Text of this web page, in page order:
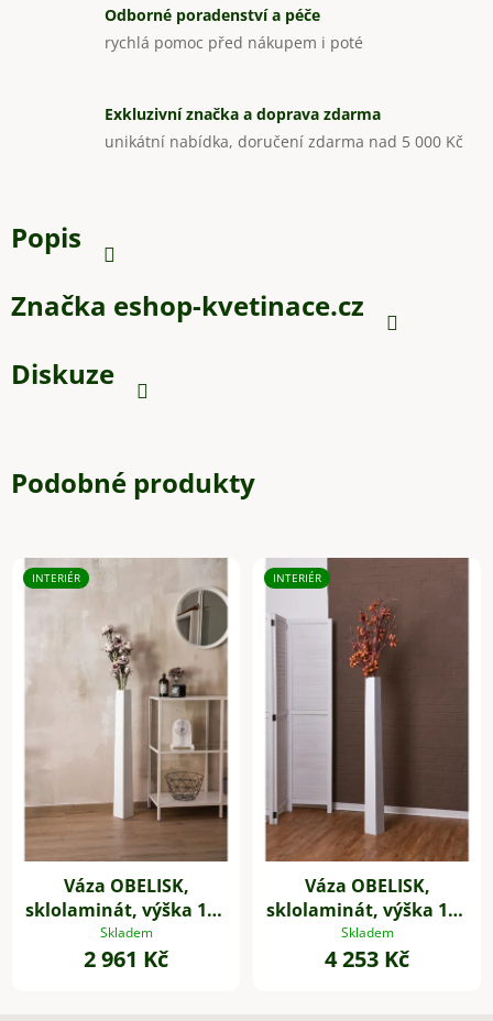
Odborné poradenství a péče
rychlá pomoc před nákupem i poté
Exkluzivní značka a doprava zdarma
unikátní nabídka, doručení zdarma nad 5 000 Kč
Popis
Značka eshop-kvetinace.cz
Diskuze
Podobné produkty
INTERIÉR
Váza OBELISK,
sklolaminát, výška 100
cm, bílá
Skladem
2 961 Kč
INTERIÉR
Váza OBELISK,
sklolaminát, výška 120
cm, bílá
Skladem
4 253 Kč